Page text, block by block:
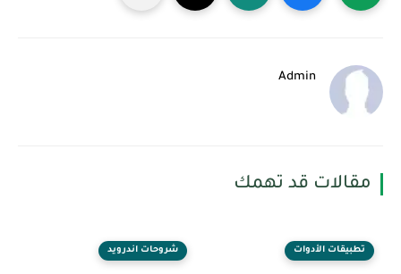
Admin
مقالات قد تهمك
تطبيقات الأدوات شروحات اندرويد